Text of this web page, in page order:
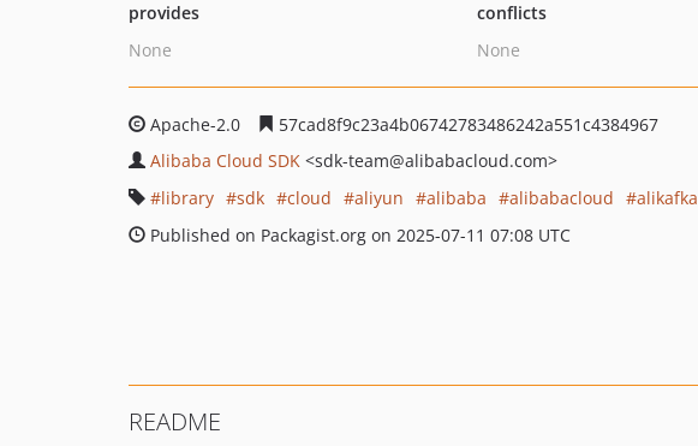
provides
None
conflicts
None
Apache-2.0
57cad8f9c23a4b06742783486242a551c4384967
Alibaba Cloud SDK <sdk-team@alibabacloud.com>
library
sdk cloud aliyun alibaba alibabacloud
alikafka
Published on Packagist.org on 2025-07-11 07:08 UTC
README